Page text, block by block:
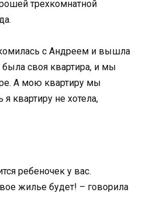
трехкомнатной
с Андреем и вышла
своя квартира, и мы
А мою квартиру мы
квартиру не хотела,
ребеночек у вас.
жилье будет! – говорила